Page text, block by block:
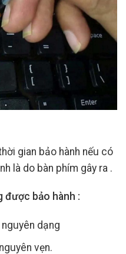
gian bảo hành nếu có
là do bàn phím gây ra .
được bảo hành :
dạng
vẹn.